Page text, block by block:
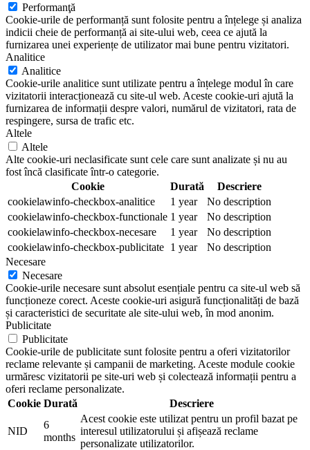
Performanţă
Cookie-urile de performanță sunt folosite pentru a înțelege și analiza
indicii cheie de performanță ai site-ului web, ceea ce ajută la
furnizarea unei experiențe de utilizator mai bune pentru vizitatori.
Analitice
Analitice
Cookie-urile analitice sunt utilizate pentru a înțelege modul în care
vizitatorii interacționează cu site-ul web. Aceste cookie-uri ajută la
furnizarea de informații despre valori, numărul de vizitatori, rata de
respingere, sursa de trafic etc.
Altele
Altele
Alte cookie-uri neclasificate sunt cele care sunt analizate și nu au
fost încă clasificate într-o categorie.
Cookie
Durată
Descriere
cookielawinfo-checkbox-analitice
1 year
No description
cookielawinfo-checkbox-functionale 1 year
No description
cookielawinfo-checkbox-necesare
1 year
No description
cookielawinfo-checkbox-publicitate 1 year
No description
Necesare
Necesare
Cookie-urile necesare sunt absolut esențiale pentru ca site-ul web să
funcționeze corect. Aceste cookie-uri asigură funcționalități de bază
și caracteristici de securitate ale site-ului web, în mod anonim.
Publicitate
Publicitate
Cookie-urile de publicitate sunt folosite pentru a oferi vizitatorilor
reclame relevante și campanii de marketing. Aceste module cookie
urmăresc vizitatorii pe site-uri web și colectează informații pentru a
oferi reclame personalizate.
Cookie Durată Descriere
NID
6
months
Acest cookie este utilizat pentru un profil bazat pe
interesul utilizatorului și afișează reclame
personalizate utilizatorilor.